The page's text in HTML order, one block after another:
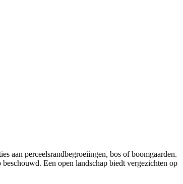
aan perceelsrandbegroeiingen, bos of boomgaarden.
Een open landschap biedt vergezichten op